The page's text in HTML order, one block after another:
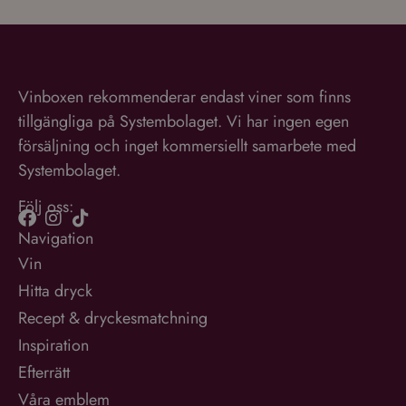
Vinboxen rekommenderar endast viner som finns
tillgängliga på Systembolaget. Vi har ingen egen
försäljning och inget kommersiellt samarbete med
Systembolaget.
Följ oss:
Navigation
Vin
Hitta dryck
Recept & dryckesmatchning
Inspiration
Efterrätt
Våra emblem